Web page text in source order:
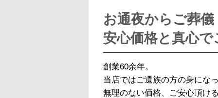
お通夜からご葬
安心価格と真心
創業60余年。
当店ではご遺族の方の身になっ
無理のない価格、ご安心頂け